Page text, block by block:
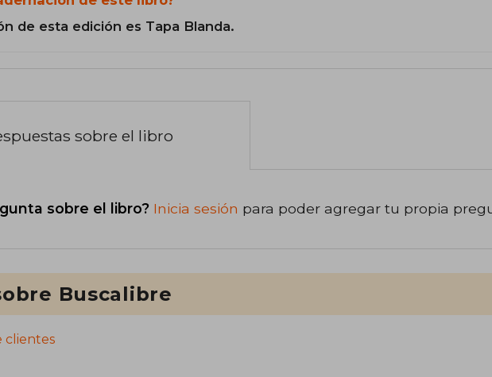
de esta edición es Tapa Blanda.
sobre el libro
sobre el libro? Inicia sesión para poder agregar tu propia
Buscalibre
clientes